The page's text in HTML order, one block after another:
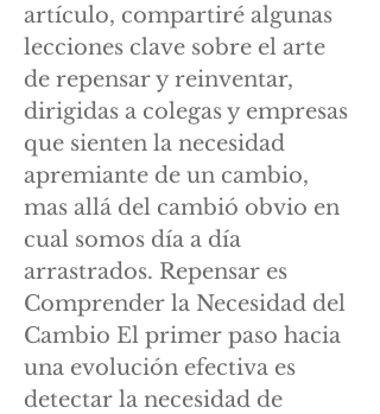
artículo, compartiré algunas
lecciones clave sobre el arte
de repensar y reinventar,
dirigidas a colegas y empresas
que sienten la necesidad
apremiante de un cambio,
mas allá del cambió obvio en
cual somos día a día
arrastrados. Repensar es
Comprender la Necesidad del
Cambio El primer paso hacia
una evolución efectiva es
detectar la necesidad de